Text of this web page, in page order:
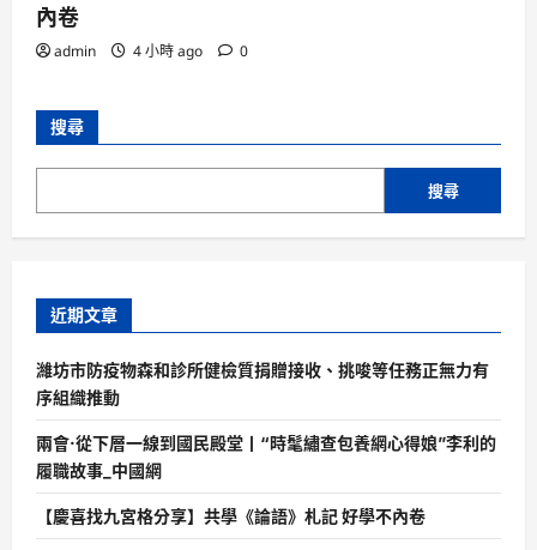
內卷
admin 4 小時 ago 0
搜尋
搜尋
近期文章
濰坊市防疫物森和診所健檢質捐贈接收、挑唆等任務正無力有
序組織推動
兩會·從下層一線到國民殿堂丨“時髦繡查包養網心得娘”李利的
履職故事_中國網
【慶喜找九宮格分享】共學《論語》札記 好學不內卷